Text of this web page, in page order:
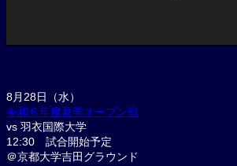
8月28日（水）
令和６年度夏季オープン戦
vs 羽衣国際大学
12:30 試合開始予定
＠京都大学吉田グラウンド